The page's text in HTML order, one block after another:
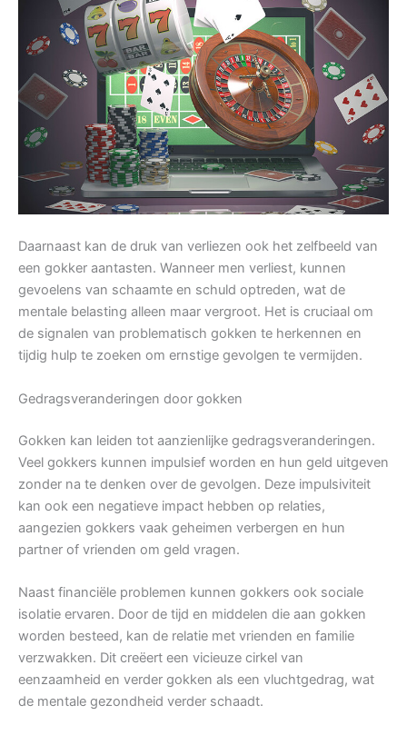
Daarnaast kan de druk van verliezen ook het zelfbeeld van
een gokker aantasten. Wanneer men verliest, kunnen
gevoelens van schaamte en schuld optreden, wat de
mentale belasting alleen maar vergroot. Het is cruciaal om
de signalen van problematisch gokken te herkennen en
tijdig hulp te zoeken om ernstige gevolgen te vermijden.
Gedragsveranderingen door gokken
Gokken kan leiden tot aanzienlijke gedragsveranderingen.
Veel gokkers kunnen impulsief worden en hun geld uitgeven
zonder na te denken over de gevolgen. Deze impulsiviteit
kan ook een negatieve impact hebben op relaties,
aangezien gokkers vaak geheimen verbergen en hun
partner of vrienden om geld vragen.
Naast financiële problemen kunnen gokkers ook sociale
isolatie ervaren. Door de tijd en middelen die aan gokken
worden besteed, kan de relatie met vrienden en familie
verzwakken. Dit creëert een vicieuze cirkel van
eenzaamheid en verder gokken als een vluchtgedrag, wat
de mentale gezondheid verder schaadt.